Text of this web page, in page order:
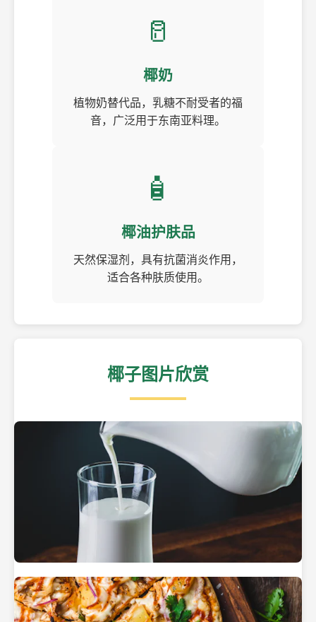
🥛
椰奶
植物奶替代品，乳糖不耐受者的福
音，广泛用于东南亚料理。
🧴
椰油护肤品
天然保湿剂，具有抗菌消炎作用，
适合各种肤质使用。
椰子图片欣赏
热带海滩上的椰子树